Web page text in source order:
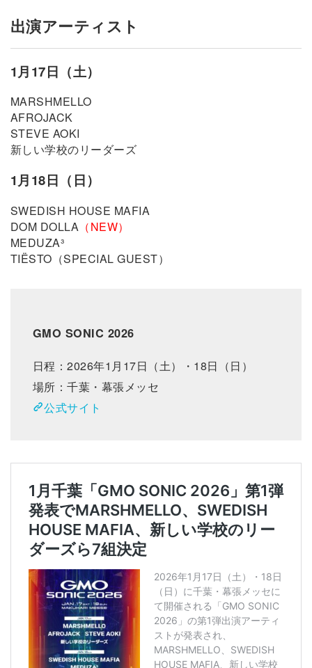
出演アーティスト
1月17日（土）
MARSHMELLO
AFROJACK
STEVE AOKI
新しい学校のリーダーズ
1月18日（日）
SWEDISH HOUSE MAFIA
DOM DOLLA （NEW）
MEDUZA³
TIËSTO（SPECIAL GUEST）
GMO SONIC 2026
日程：2026年1月17日（土）・18日（日）
場所：千葉・幕張メッセ
公式サイト